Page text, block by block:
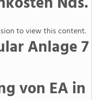
to view this content.
Anlage 7
von EA in